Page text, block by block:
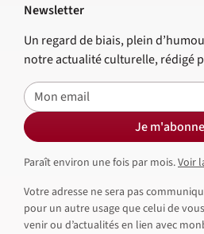
Newsletter
Un regard de biais, plein
notre actualité culturelle, rédigé
E-mail
Je m'abonne
Paraît environ une fois par mois.Voir
Votre adresse ne sera pas
pour un autre usage que celui de
venir ou d’actualités en lien avec